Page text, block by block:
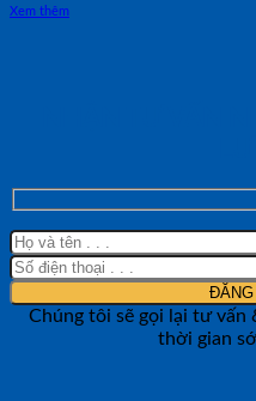
Xem thêm
Chúng tôi sẽ gọi lại tư vấn
thời gian